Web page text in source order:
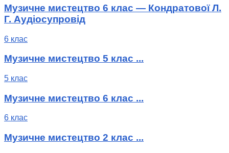
Музичне мистецтво 6 клас — Кондратової Л.
Г. Аудіосупровід
6 клас
Музичне мистецтво 5 клас ...
5 клас
Музичне мистецтво 6 клас ...
6 клас
Музичне мистецтво 2 клас ...